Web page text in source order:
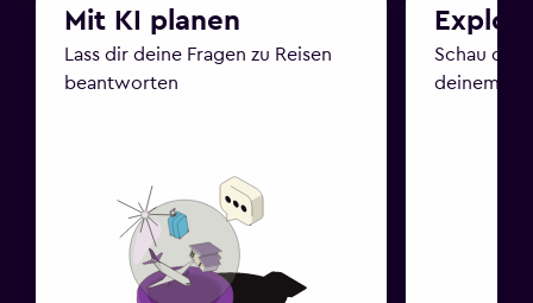
Mit KI planen
Lass dir deine Fragen zu Reisen
beantworten
Schau dir
deinem